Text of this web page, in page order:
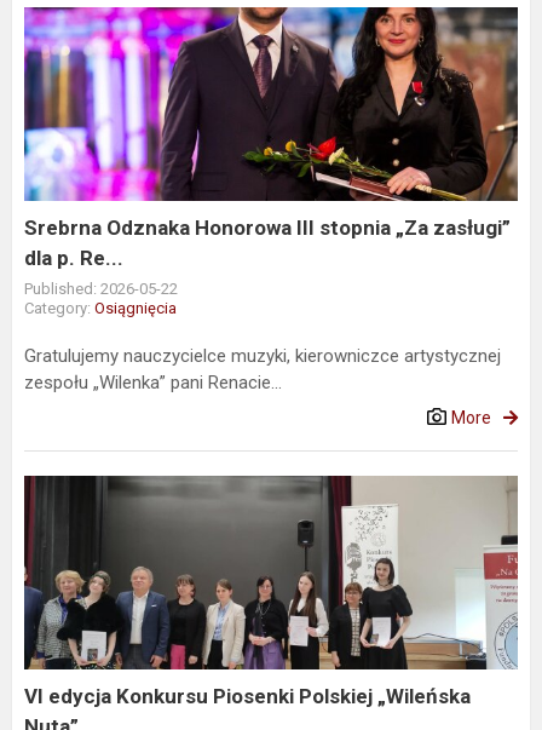
Srebrna
Odznaka
Honorowa
stopnia
„Za
zasługi”
dla
p.
Re...
Srebrna Odznaka Honorowa III stopnia „Za zasługi”
dla p. Re...
Published: 2026-05-22
Category: Osiągnięcia
Gratulujemy nauczycielce muzyki, kierowniczce artystycznej
zespołu „Wilenka” pani Renacie...
More
Konkursu
Piosenki
Polskiej
„Wileńska
Nuta”
VI edycja Konkursu Piosenki Polskiej „Wileńska